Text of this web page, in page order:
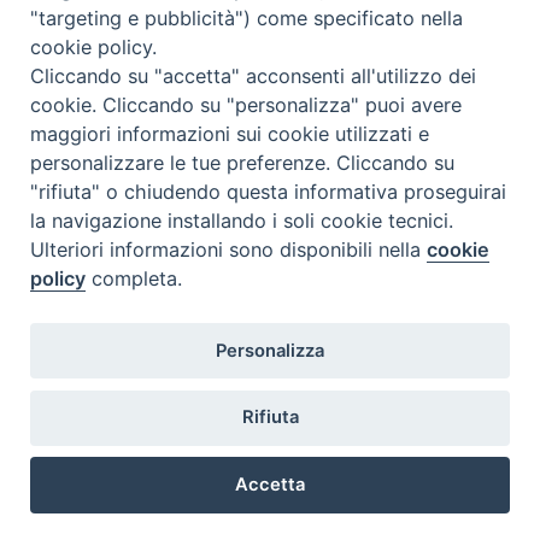
Verranno a breve pubblicati i protocolli da seguire per il
rispetto delle norme di sicurezza covid vigenti.
Utilizzo piattaforma Cisco
Webex
via Dominioni, 4 - 28100 Novara
© Istituto Superiore di Scienze Religiose di Novara,
promosso dalla Diocesi di Novara
"targeting e pubblicità") come specificato nella
cookie policy.
Cliccando su "accetta" acconsenti all'utilizzo dei
cookie. Cliccando su "personalizza" puoi avere
maggiori informazioni sui cookie utilizzati e
personalizzare le tue preferenze. Cliccando su
"rifiuta" o chiudendo questa informativa proseguirai
la navigazione installando i soli cookie tecnici.
Ulteriori informazioni sono disponibili nellacookie
policy completa.
Personalizza
Rifiuta
Accetta